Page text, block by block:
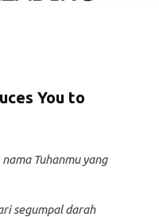
You to
Tuhanmu yang
segumpal darah